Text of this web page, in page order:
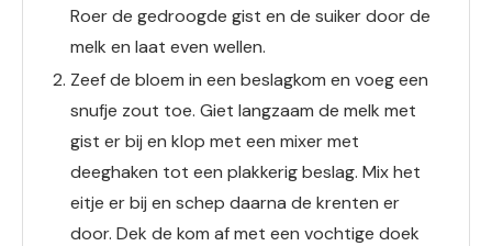
Roer de gedroogde gist en de suiker door de
melk en laat even wellen.
Zeef de bloem in een beslagkom en voeg een
snufje zout toe. Giet langzaam de melk met
gist er bij en klop met een mixer met
deeghaken tot een plakkerig beslag. Mix het
eitje er bij en schep daarna de krenten er
door. Dek de kom af met een vochtige doek